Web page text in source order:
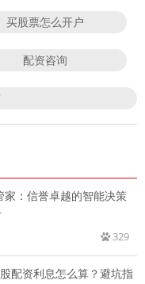
买股票怎么开户
配资咨询
：信誉卓越的智能决策
329
配资利息怎么算？避坑指